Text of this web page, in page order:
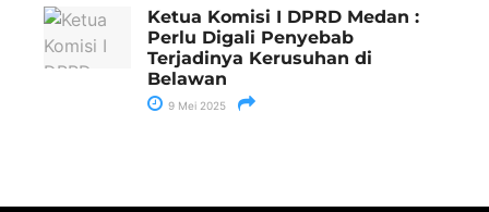
Ketua Komisi I DPRD Medan :
Perlu Digali Penyebab
Terjadinya Kerusuhan di
Belawan
9 Mei 2025